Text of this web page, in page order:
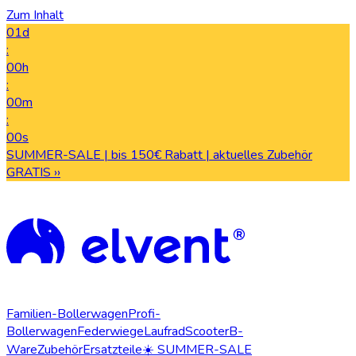
Zum Inhalt
01d
:
00h
:
00m
:
00s
SUMMER-SALE | bis 150€ Rabatt | aktuelles Zubehör
GRATIS ››
Familien-BollerwagenProfi-
BollerwagenFederwiegeLaufradScooterB-
WareZubehörErsatzteile☀️ SUMMER-SALE